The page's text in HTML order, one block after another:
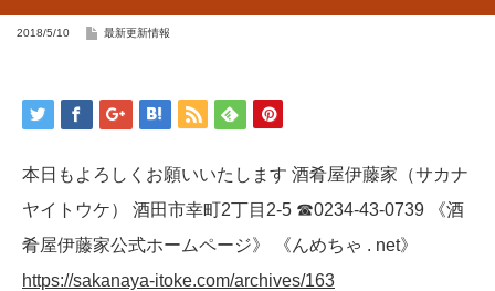
2018/5/10 最新更新情報
本日もよろしくお願いいたします 酒肴屋伊藤家（サカナ
ヤイトウケ） 酒田市幸町2丁目2-5 ☎︎0234-43-0739 《酒
肴屋伊藤家公式ホームページ》 《んめちゃ . net》
https://sakanaya-itoke.com/archives/163